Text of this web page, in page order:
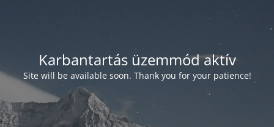
Karbantartás üzemmód aktív
Site will be available soon. Thank you for your patience!